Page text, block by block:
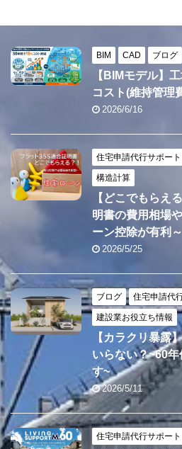
BIM CAD ブログ
【BIMモデル】
コスト(維持管理
2026/6/16
住宅申請代行サポート
構造計算
【どこでもらえ
明書の費用相場
ーン控除が有利～
2026/5/25
ブログ 住宅申請代
建設業お役立ち情報
【カラクリ暴露
いらない？~60
す~
2026/5/11
住宅申請代行サポート